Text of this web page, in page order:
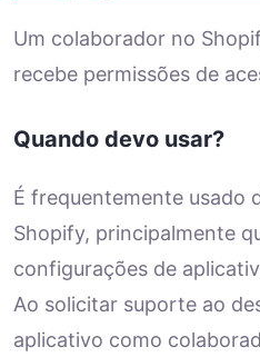
Um colaborador no
recebe permissões de
Quando devo usar?
É frequentemente usado
Shopify, principalmente
configurações de
Ao solicitar suporte ao
aplicativo como